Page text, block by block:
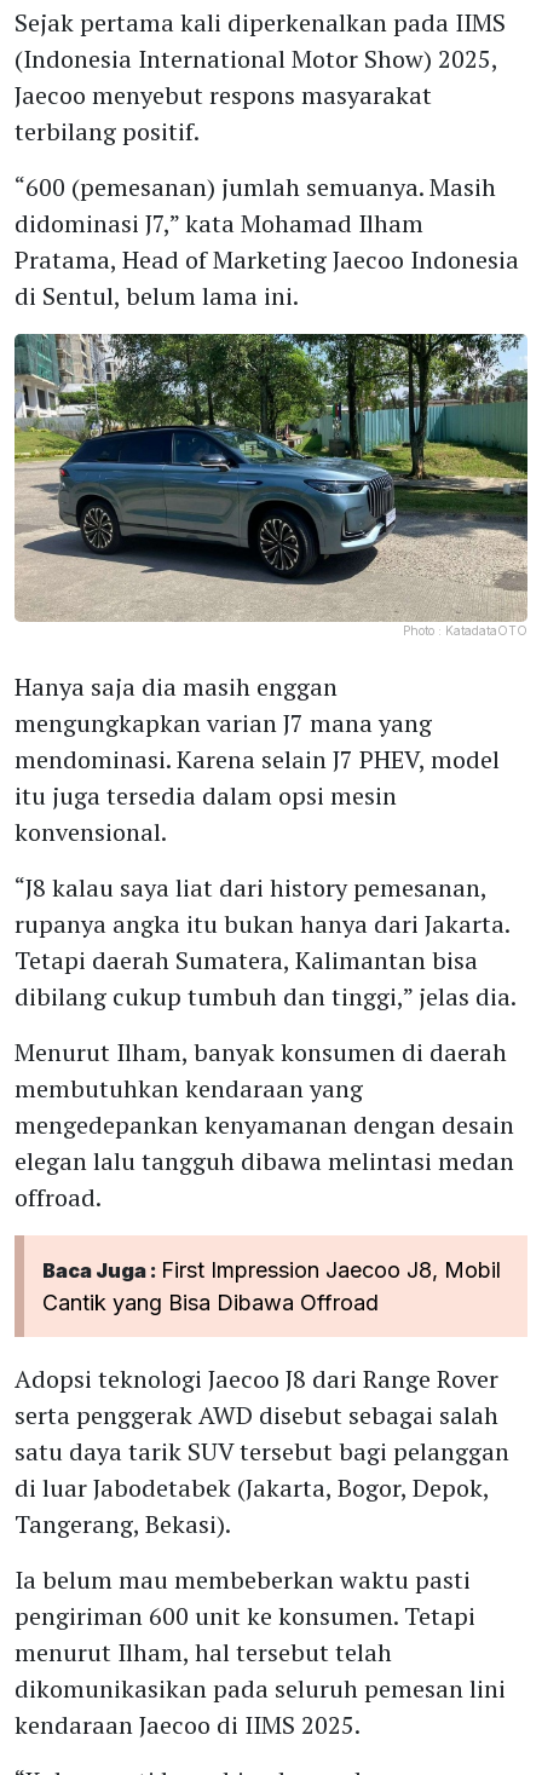
Sejak pertama kali diperkenalkan pada IIMS
(Indonesia International Motor Show) 2025,
Jaecoo menyebut respons masyarakat
terbilang positif.
“600 (pemesanan) jumlah semuanya. Masih
didominasi J7,” kata Mohamad Ilham
Pratama, Head of Marketing Jaecoo Indonesia
di Sentul, belum lama ini.
Photo : KatadataOTO
Hanya saja dia masih enggan
mengungkapkan varian J7 mana yang
mendominasi. Karena selain J7 PHEV, model
itu juga tersedia dalam opsi mesin
konvensional.
“J8 kalau saya liat dari history pemesanan,
rupanya angka itu bukan hanya dari Jakarta.
Tetapi daerah Sumatera, Kalimantan bisa
dibilang cukup tumbuh dan tinggi,” jelas dia.
Menurut Ilham, banyak konsumen di daerah
membutuhkan kendaraan yang
mengedepankan kenyamanan dengan desain
elegan lalu tangguh dibawa melintasi medan
offroad.
Baca Juga : First Impression Jaecoo J8, Mobil
Cantik yang Bisa Dibawa Offroad
Adopsi teknologi Jaecoo J8 dari Range Rover
serta penggerak AWD disebut sebagai salah
satu daya tarik SUV tersebut bagi pelanggan
di luar Jabodetabek (Jakarta, Bogor, Depok,
Tangerang, Bekasi).
Ia belum mau membeberkan waktu pasti
pengiriman 600 unit ke konsumen. Tetapi
menurut Ilham, hal tersebut telah
dikomunikasikan pada seluruh pemesan lini
kendaraan Jaecoo di IIMS 2025.